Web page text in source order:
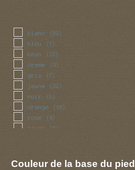
blanc (52)
bleu (1)
brun (23)
creme (9)
gris (7)
jaune (32)
noir (1)
orange (16)
rose (4)
rouge (6)
Couleur de la base du pied